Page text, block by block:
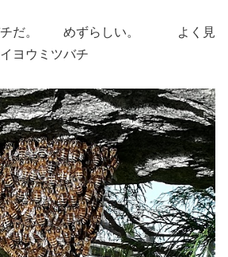
バチだ。 めずらしい。 よく見
ヨウミツバチ